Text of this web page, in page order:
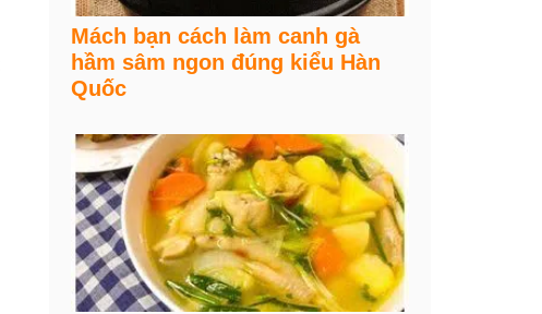
Mách bạn cách làm canh gà
hầm sâm ngon đúng kiểu Hàn
Quốc